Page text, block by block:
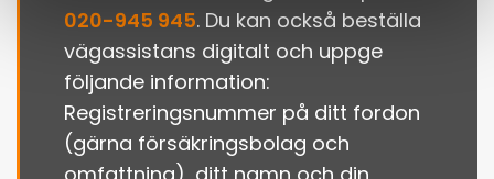
020-945 945. Du kan också beställa
vägassistans digitalt och uppge
följande information:
Registreringsnummer på ditt fordon
(gärna försäkringsbolag och